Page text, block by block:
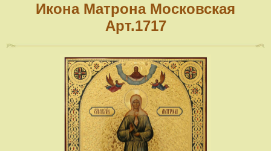
Икона Матрона Московская
Арт.1717